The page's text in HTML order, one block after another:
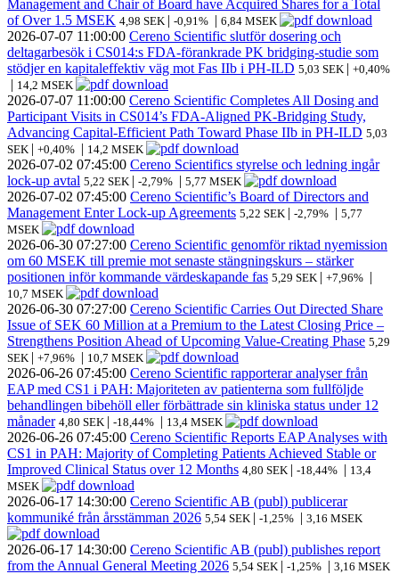
Management and Chair of Board have Acquired Shares for a Total
of Over 1.5 MSEK 4,98 SEK | -0,91% | 6,84 MSEK
2026-07-07 11:00:00 Cereno Scientific slutför dosering och
deltagarbesök i CS014:s FDA-förankrade PK bridging-studie som
stödjer en kapitaleffektiv väg mot Fas IIb i PH-ILD 5,03 SEK | +0,40%
| 14,2 MSEK
2026-07-07 11:00:00 Cereno Scientific Completes All Dosing and
Participant Visits in CS014’s FDA-Aligned PK-Bridging Study,
Advancing Capital-Efficient Path Toward Phase IIb in PH-ILD 5,03
SEK | +0,40% | 14,2 MSEK
2026-07-02 07:45:00 Cereno Scientifics styrelse och ledning ingår
lock-up avtal 5,22 SEK | -2,79% | 5,77 MSEK
2026-07-02 07:45:00 Cereno Scientific’s Board of Directors and
Management Enter Lock-up Agreements 5,22 SEK | -2,79% | 5,77
MSEK
2026-06-30 07:27:00 Cereno Scientific genomför riktad nyemission
om 60 MSEK till premie mot senaste stängningskurs – stärker
positionen inför kommande värdeskapande fas 5,29 SEK | +7,96% |
10,7 MSEK
2026-06-30 07:27:00 Cereno Scientific Carries Out Directed Share
Issue of SEK 60 Million at a Premium to the Latest Closing Price –
Strengthens Position Ahead of Upcoming Value-Creating Phase 5,29
SEK | +7,96% | 10,7 MSEK
2026-06-26 07:45:00 Cereno Scientific rapporterar analyser från
EAP med CS1 i PAH: Majoriteten av patienterna som fullföljde
behandlingen bibehöll eller förbättrade sin kliniska status under 12
månader 4,80 SEK | -18,44% | 13,4 MSEK
2026-06-26 07:45:00 Cereno Scientific Reports EAP Analyses with
CS1 in PAH: Majority of Completing Patients Achieved Stable or
Improved Clinical Status over 12 Months 4,80 SEK | -18,44% | 13,4
MSEK
2026-06-17 14:30:00 Cereno Scientific AB (publ) publicerar
kommuniké från årsstämman 2026 5,54 SEK | -1,25% | 3,16 MSEK
2026-06-17 14:30:00 Cereno Scientific AB (publ) publishes report
from the Annual General Meeting 2026 5,54 SEK | -1,25% | 3,16 MSEK